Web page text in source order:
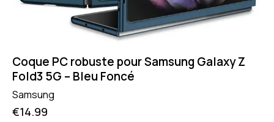
Coque PC robuste pour Samsung Galaxy Z
Fold3 5G – Bleu Foncé
Samsung
€14.99